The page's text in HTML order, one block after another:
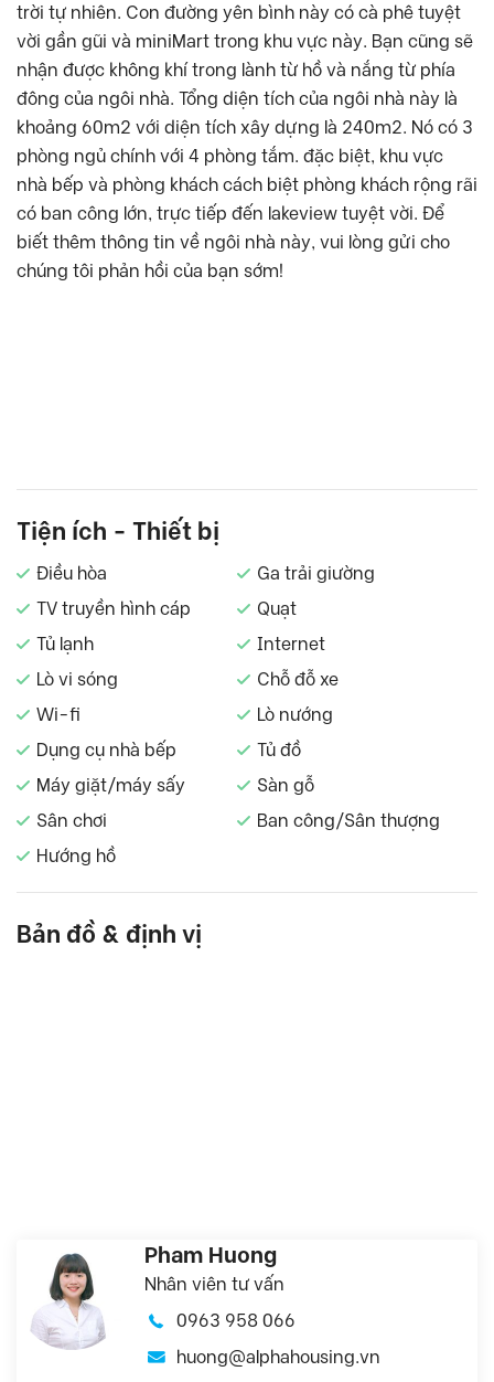
trời tự nhiên. Con đường yên bình này có cà phê tuyệt
vời gần gũi và miniMart trong khu vực này. Bạn cũng sẽ
nhận được không khí trong lành từ hồ và nắng từ phía
đông của ngôi nhà. Tổng diện tích của ngôi nhà này là
khoảng 60m2 với diện tích xây dựng là 240m2. Nó có 3
phòng ngủ chính với 4 phòng tắm. đặc biệt, khu vực
nhà bếp và phòng khách cách biệt phòng khách rộng rãi
có ban công lớn, trực tiếp đến lakeview tuyệt vời. Để
biết thêm thông tin về ngôi nhà này, vui lòng gửi cho
chúng tôi phản hồi của bạn sớm!
Tiện ích - Thiết bị
Điều hòa
Ga trải giường
TV truyền hình cáp
Quạt
Tủ lạnh
Internet
Lò vi sóng
Chỗ đỗ xe
Wi-fi
Lò nướng
Dụng cụ nhà bếp
Tủ đồ
Máy giặt/máy sấy
Sàn gỗ
Sân chơi
Ban công/Sân thượng
Hướng hồ
Bản đồ & định vị
Pham Huong
Nhân viên tư vấn
0963 958 066
huong@alphahousing.vn